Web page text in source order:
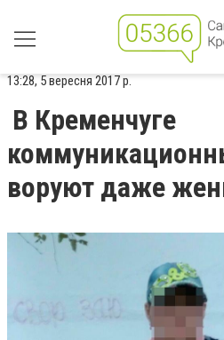
13:28, 5 вересня 2017 р.
В Кременчуге
воруют даже